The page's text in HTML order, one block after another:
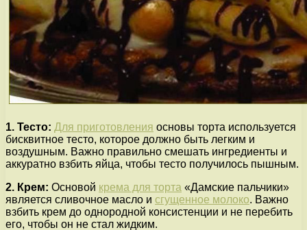
1. Тесто: Для приготовления основы торта используется
бисквитное тесто, которое должно быть легким и
воздушным. Важно правильно смешать ингредиенты и
аккуратно взбить яйца, чтобы тесто получилось пышным.
2. Крем: Основой крема для торта «Дамские пальчики»
является сливочное масло и сгущенное молоко. Важно
взбить крем до однородной консистенции и не перебить
его, чтобы он не стал жидким.